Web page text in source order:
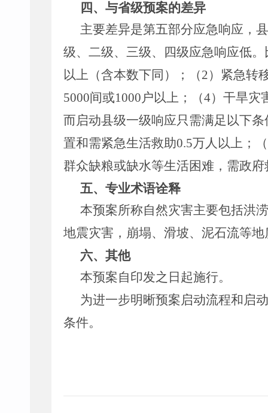
四、与省级预案的差异
主要差异是第五部分应急响应，
级、二级、三级、四级应急响应低
以上（含本数下同）；（2）紧急转
5000间或1000户以上；（4）干旱灾
而启动县级一级响应只需满足以下条
置和需紧急生活救助0.5万人以上；（
群众缺粮或缺水等生活困难，需政
五、专业术语诠释
本预案所称自然灾害主要包括洪
地震灾害，崩塌、滑坡、泥石流等
六、其他
本预案自印发之日起施行。
为进一步明晰预案启动流程和启
条件。